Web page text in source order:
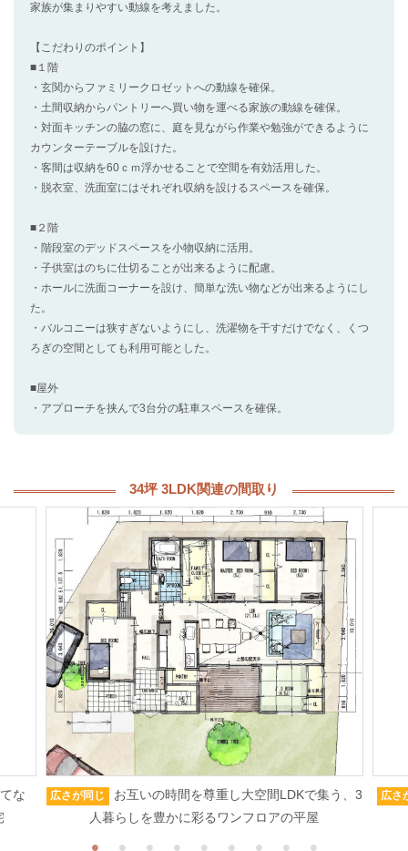
家族が集まりやすい動線を考えました。
【こだわりのポイント】
■１階
・玄関からファミリークロゼットへの動線を確保。
・土間収納からパントリーへ買い物を運べる家族の動線を確保。
・対面キッチンの脇の窓に、庭を見ながら作業や勉強ができるように
カウンターテーブルを設けた。
・客間は収納を60ｃｍ浮かせることで空間を有効活用した。
・脱衣室、洗面室にはそれぞれ収納を設けるスペースを確保。
■２階
・階段室のデッドスペースを小物収納に活用。
・子供室はのちに仕切ることが出来るように配慮。
・ホールに洗面コーナーを設け、簡単な洗い物などが出来るようにし
た。
・バルコニーは狭すぎないようにし、洗濯物を干すだけでなく、くつ
ろぎの空間としても利用可能とした。
■屋外
・アプローチを挟んで3台分の駐車スペースを確保。
34坪 3LDK関連の間取り
な
広さが同じ
お互いの時間を尊重し大空間LDKで集う、3
人暮らしを豊かに彩るワンフロアの平屋
広さ